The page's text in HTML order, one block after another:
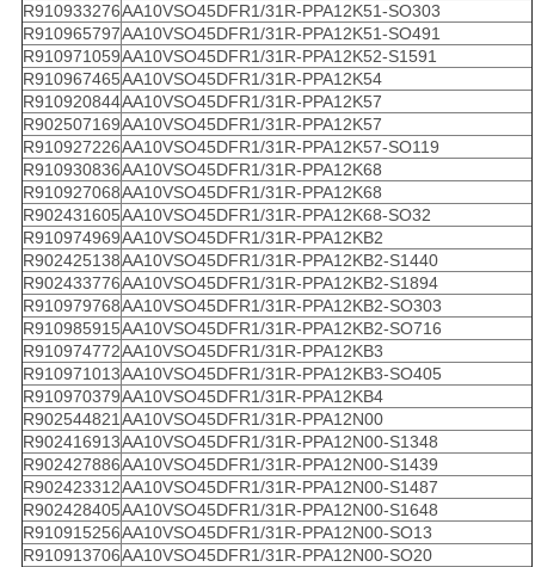
R910933276AA10VSO45DFR1/31R-PPA12K51-SO303
R910965797AA10VSO45DFR1/31R-PPA12K51-SO491
R910971059AA10VSO45DFR1/31R-PPA12K52-S1591
R910967465AA10VSO45DFR1/31R-PPA12K54
R910920844AA10VSO45DFR1/31R-PPA12K57
R902507169AA10VSO45DFR1/31R-PPA12K57
R910927226AA10VSO45DFR1/31R-PPA12K57-SO119
R910930836AA10VSO45DFR1/31R-PPA12K68
R910927068AA10VSO45DFR1/31R-PPA12K68
R902431605AA10VSO45DFR1/31R-PPA12K68-SO32
R910974969AA10VSO45DFR1/31R-PPA12KB2
R902425138AA10VSO45DFR1/31R-PPA12KB2-S1440
R902433776AA10VSO45DFR1/31R-PPA12KB2-S1894
R910979768AA10VSO45DFR1/31R-PPA12KB2-SO303
R910985915AA10VSO45DFR1/31R-PPA12KB2-SO716
R910974772AA10VSO45DFR1/31R-PPA12KB3
R910971013AA10VSO45DFR1/31R-PPA12KB3-SO405
R910970379AA10VSO45DFR1/31R-PPA12KB4
R902544821AA10VSO45DFR1/31R-PPA12N00
R902416913AA10VSO45DFR1/31R-PPA12N00-S1348
R902427886AA10VSO45DFR1/31R-PPA12N00-S1439
R902423312AA10VSO45DFR1/31R-PPA12N00-S1487
R902428405AA10VSO45DFR1/31R-PPA12N00-S1648
R910915256AA10VSO45DFR1/31R-PPA12N00-SO13
R910913706AA10VSO45DFR1/31R-PPA12N00-SO20